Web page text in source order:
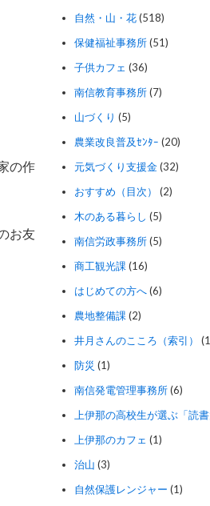
の作
お友
自然・山・花(518)
保健福祉事務所(51)
子供カフェ (36)
南信教育事務所(7)
山づくり (5)
農業改良普及ｾﾝﾀｰ (20)
元気づくり支援金(32)
おすすめ（目次）
(2)
木のある暮らし (5)
南信労政事務所(5)
商工観光課 (16)
はじめての方へ(6)
農地整備課 (2)
井月さんのこころ（索引）
防災 (1)
南信発電管理事務所(6)
上伊那の高校生が選ぶ「読書
上伊那のカフェ (1)
治山 (3)
自然保護レンジャー (1)